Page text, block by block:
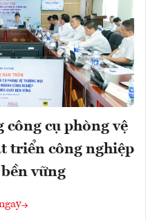
công cụ phòng vệ
triển công nghiệp
vững